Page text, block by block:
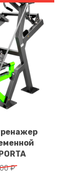
₽ 351
₽.